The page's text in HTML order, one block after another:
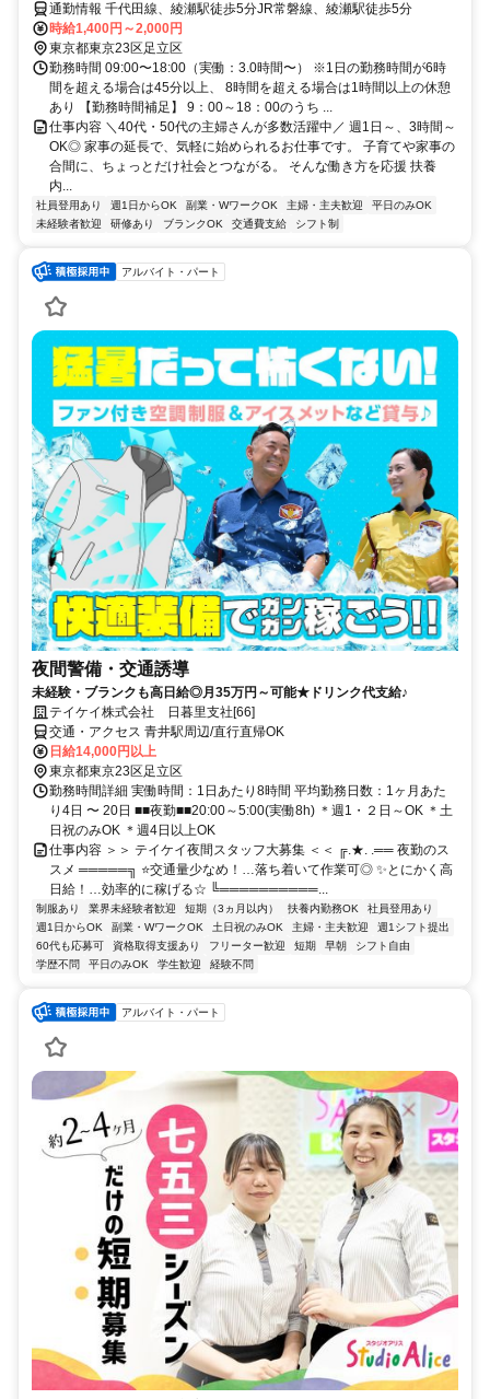
期相談可
通勤情報 千代田線、綾瀬駅徒歩5分JR常磐線、綾瀬駅徒歩5分
時給1,400円～2,000円
東京都東京23区足立区
勤務時間 09:00〜18:00（実働：3.0時間〜） ※1日の勤務時間が6時
間を超える場合は45分以上、 8時間を超える場合は1時間以上の休憩
あり 【勤務時間補足】 9：00～18：00のうち ...
仕事内容 ＼40代・50代の主婦さんが多数活躍中／ 週1日～、3時間～
OK◎ 家事の延長で、気軽に始められるお仕事です。 子育てや家事の
合間に、ちょっとだけ社会とつながる。 そんな働き方を応援 扶養
内...
社員登用あり 週1日からOK 副業・WワークOK 主婦・主夫歓迎
平日のみOK
未経験者歓迎
研修あり ブランクOK 交通費支給 シフト制
アルバイト・パート
夜間警備・交通誘導
未経験・ブランクも高日給◎月35万円～可能★ドリンク代支給♪
テイケイ株式会社 日暮里支社[66]
交通・アクセス 青井駅周辺/直行直帰OK
日給14,000円以上
東京都東京23区足立区
勤務時間詳細 実働時間：1日あたり8時間 平均勤務日数：1ヶ月あた
り4日 〜 20日 ■■夜勤■■20:00～5:00(実働8h) ＊週1・２日～OK ＊土
日祝のみOK ＊週4日以上OK
仕事内容 ＞＞ テイケイ夜間スタッフ大募集 ＜＜ ╔.★. .══ 夜勤のス
スメ ═════╗ ⭐交通量少なめ！…落ち着いて作業可◎ ✨とにかく高
日給！…効率的に稼げる☆ ╚══════════...
制服あり 業界未経験者歓迎 短期（3ヵ月以内） 扶養内勤務OK
社員登用あり
週1日からOK
副業・WワークOK 土日祝のみOK 主婦・主夫歓迎
週1シフト提出
60代も応募可
資格取得支援あり フリーター歓迎 短期 早朝
シフト自由
学歴不問
平日のみOK 学生歓迎 経験不問
アルバイト・パート